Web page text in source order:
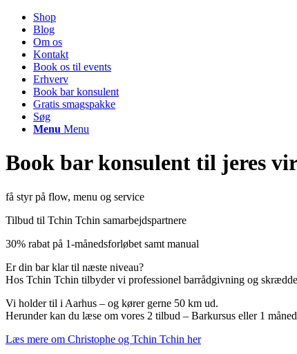
Shop
Blog
Om os
Kontakt
Book os til events
Erhverv
Book bar konsulent
Gratis smagspakke
Søg
Menu Menu
Book bar konsulent til jeres
få styr på flow, menu og service
Tilbud til Tchin Tchin samarbejdspartnere
30% rabat på 1-månedsforløbet samt manual
Er din bar klar til næste niveau?
Hos Tchin Tchin tilbyder vi professionel barrådgivning og
Vi holder til i Aarhus – og kører gerne 50 km ud.
Herunder kan du læse om vores 2 tilbud – Barkursus eller 1
Læs mere om Christophe og Tchin Tchin her